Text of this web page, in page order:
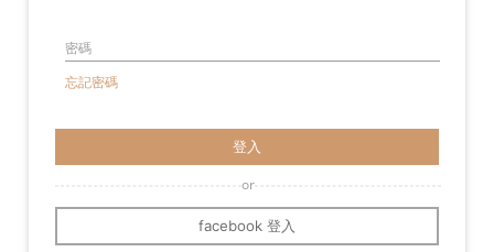
密碼
忘記密碼
登入
facebook 登入